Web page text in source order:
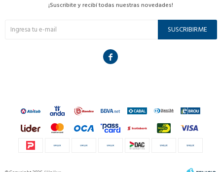
¡Suscribite y recibí todas nuestras novedades!
SUSCRIBIRME
